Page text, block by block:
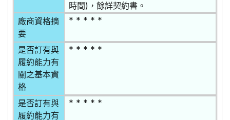
時間)，餘詳契約書。
廠商資格摘
要
* * * * *
是否訂有與
履約能力有
關之基本資
格
* * * * *
是否訂有與
履約能力有
* * * * *